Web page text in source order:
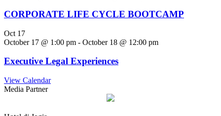
CORPORATE LIFE CYCLE BOOTCAMP
Oct 17
October 17 @ 1:00 pm - October 18 @ 12:00 pm
Executive Legal Experiences
View Calendar
Media Partner